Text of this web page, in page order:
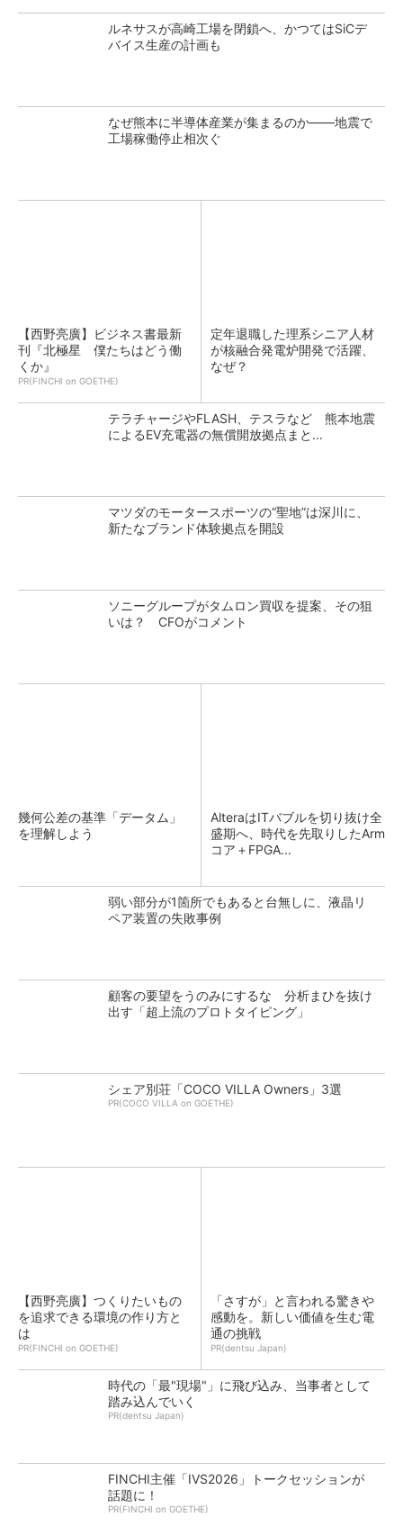
ルネサスが高崎工場を閉鎖へ、かつてはSiCデ
バイス生産の計画も
なぜ熊本に半導体産業が集まるのか――地震で
工場稼働停止相次ぐ
【西野亮廣】ビジネス書最新
刊『北極星 僕たちはどう働
くか』
PR(FINCHI on GOETHE)
定年退職した理系シニア人材
が核融合発電炉開発で活躍、
なぜ？
テラチャージやFLASH、テスラなど 熊本地震
によるEV充電器の無償開放拠点まと...
マツダのモータースポーツの“聖地”は深川に、
新たなブランド体験拠点を開設
ソニーグループがタムロン買収を提案、その狙
いは？ CFOがコメント
幾何公差の基準「データム」
を理解しよう
AlteraはITバブルを切り抜け全
盛期へ、時代を先取りしたArm
コア＋FPGA...
弱い部分が1箇所でもあると台無しに、液晶リ
ペア装置の失敗事例
顧客の要望をうのみにするな 分析まひを抜け
出す「超上流のプロトタイピング」
シェア別荘「COCO VILLA Owners」3選
PR(COCO VILLA on GOETHE)
【西野亮廣】つくりたいもの
を追求できる環境の作り方と
は
PR(FINCHI on GOETHE)
「さすが」と言われる驚きや
感動を。新しい価値を生む電
通の挑戦
PR(dentsu Japan)
時代の「最"現場"」に飛び込み、当事者として
踏み込んでいく
PR(dentsu Japan)
FINCHI主催「IVS2026」トークセッションが
話題に！
PR(FINCHI on GOETHE)